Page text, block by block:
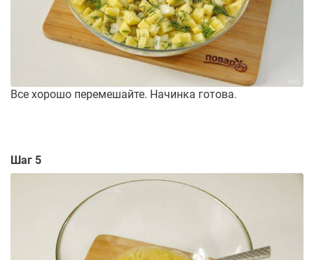
Все хорошо перемешайте. Начинка готова.
Шаг 5